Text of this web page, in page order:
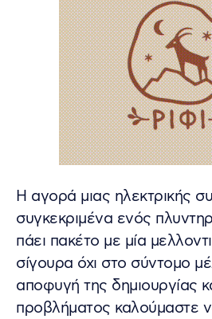
Η αγορά μιας ηλεκτρικής
συγκεκριμένα ενός
πάει πακέτο με μία
σίγουρα όχι στο σύντομο
αποφυγή της δημιουργίας
προβλήματος καλούμαστε